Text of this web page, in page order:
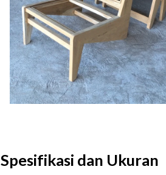
Spesifikasi dan Ukuran